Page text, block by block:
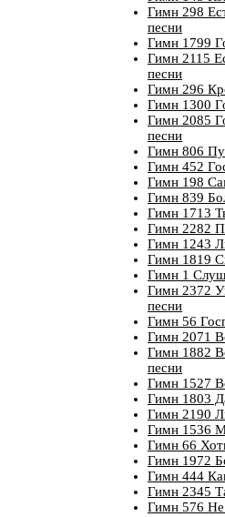
Гимн 298
песни
Гимн 1799
Гимн 2115
песни
Гимн 296
Гимн 1300
Гимн 2085
песни
Гимн 806
Гимн 452
Гимн 198
Гимн 839
Гимн 1713
Гимн 2282
Гимн 1243
Гимн 1819
Гимн 1
Гимн 2372
песни
Гимн 56
Гимн 2071
Гимн 1882
песни
Гимн 1527
Гимн 1803
Гимн 2190
Гимн 1536
Гимн 66
Гимн 1972
Гимн 444
Гимн 2345
Гимн 576 Не